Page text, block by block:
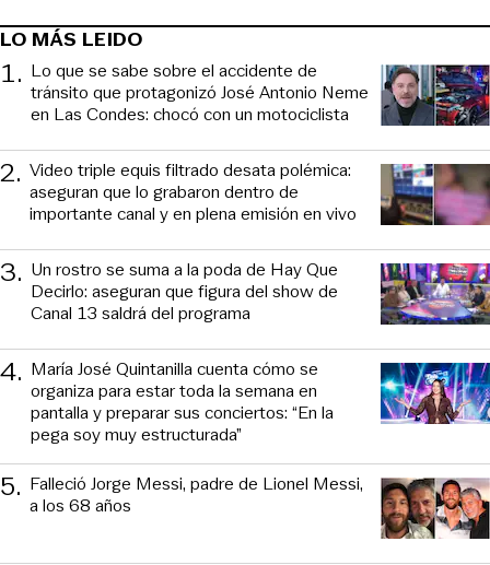
LO MÁS LEIDO
1. Lo que se sabe sobre el accidente de
tránsito que protagonizó José Antonio Neme
en Las Condes: chocó con un motociclista
2. Video triple equis filtrado desata polémica:
aseguran que lo grabaron dentro de
importante canal y en plena emisión en vivo
3. Un rostro se suma a la poda de Hay Que
Decirlo: aseguran que figura del show de
Canal 13 saldrá del programa
4. María José Quintanilla cuenta cómo se
organiza para estar toda la semana en
pantalla y preparar sus conciertos: “En la
pega soy muy estructurada”
5. Falleció Jorge Messi, padre de Lionel Messi,
a los 68 años